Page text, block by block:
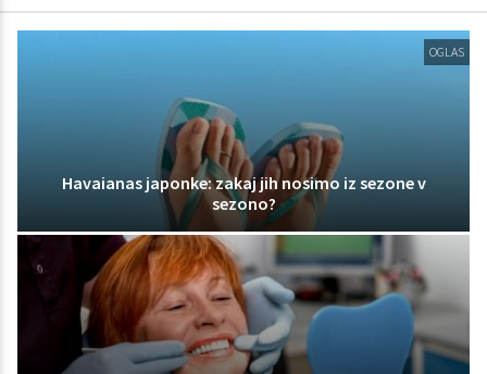
OGLAS
Havaianas japonke: zakaj jih nosimo iz sezone v
sezono?